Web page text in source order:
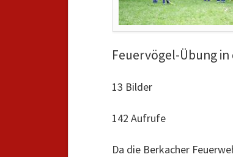
Feuervögel-Übung in
13 Bilder
142 Aufrufe
Da die Berkacher